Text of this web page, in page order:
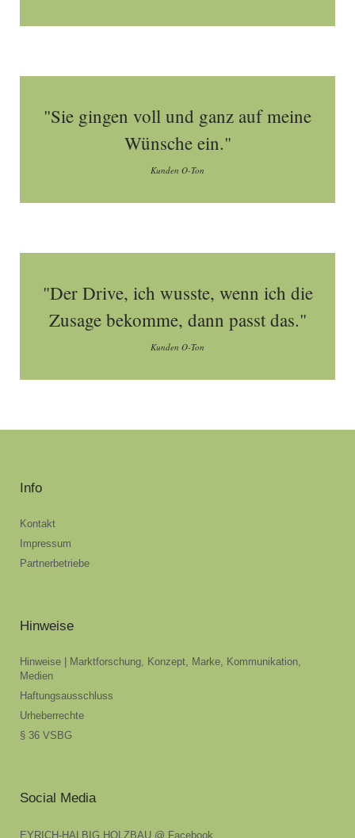
"Sie gingen voll und ganz auf meine
Wünsche ein."
Kunden O-Ton
"Der Drive, ich wusste, wenn ich die
Zusage bekomme, dann passt das."
Kunden O-Ton
Info
Kontakt
Impressum
Partnerbetriebe
Hinweise
Hinweise | Marktforschung, Konzept, Marke, Kommunikation,
Medien
Haftungsausschluss
Urheberrechte
§ 36 VSBG
Social Media
EYRICH-HALBIG HOLZBAU @ Facebook